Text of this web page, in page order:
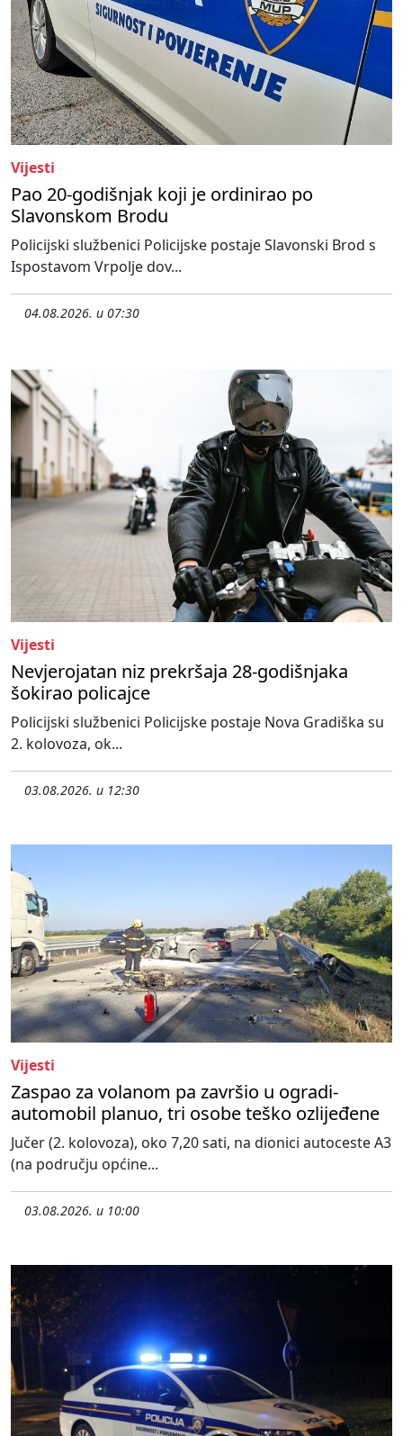
Vijesti
Pao 20-godišnjak koji je ordinirao po
Slavonskom Brodu
Policijski službenici Policijske postaje Slavonski Brod s
Ispostavom Vrpolje dov...
04.08.2026. u 07:30
Vijesti
Nevjerojatan niz prekršaja 28-godišnjaka
šokirao policajce
Policijski službenici Policijske postaje Nova Gradiška su
2. kolovoza, ok...
03.08.2026. u 12:30
Vijesti
Zaspao za volanom pa završio u ogradi-
automobil planuo, tri osobe teško ozlijeđene
Jučer (2. kolovoza), oko 7,20 sati, na dionici autoceste A3
(na području općine...
03.08.2026. u 10:00